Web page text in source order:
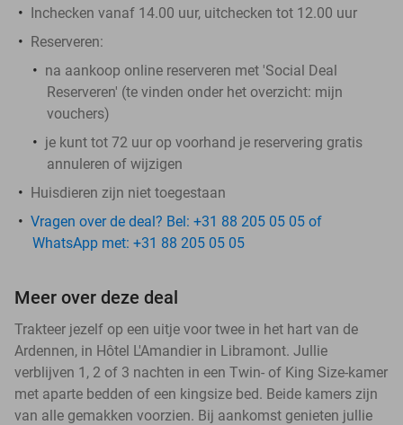
Inchecken vanaf 14.00 uur, uitchecken tot 12.00 uur
Reserveren:
na aankoop online reserveren met 'Social Deal
Reserveren' (te vinden onder het overzicht: mijn
vouchers)
je kunt tot 72 uur op voorhand je reservering gratis
annuleren of wijzigen
Huisdieren zijn niet toegestaan
Vragen over de deal? Bel: +31 88 205 05 05 of
WhatsApp met: +31 88 205 05 05
Meer over deze deal
Trakteer jezelf op een uitje voor twee in het hart van de
Ardennen, in Hôtel L'Amandier in Libramont. Jullie
verblijven 1, 2 of 3 nachten in een Twin- of King Size-kamer
met aparte bedden of een kingsize bed. Beide kamers zijn
van alle gemakken voorzien. Bij aankomst genieten jullie